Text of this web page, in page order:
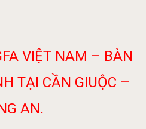
VIỆT NAM – BÀN
TẠI CẦN GIUỘC –
AN.